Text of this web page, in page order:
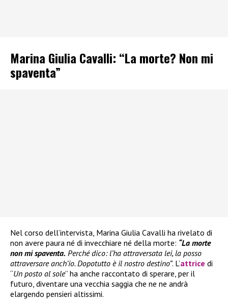
Marina Giulia Cavalli: “La morte? Non mi
spaventa”
Nel corso dell’intervista, Marina Giulia Cavalli ha rivelato di
non avere paura né di invecchiare né della morte: “La morte
non mi spaventa. Perché dico: l’ha attraversata lei, la posso
attraversare anch’io. Dopotutto è il nostro destino”. L’attrice di
“Un posto al sole” ha anche raccontato di sperare, per il
futuro, diventare una vecchia saggia che ne ne andrà
elargendo pensieri altissimi.